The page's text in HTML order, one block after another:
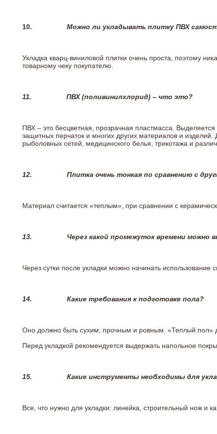
10. Можно ли укладывать плитку ПВХ
Укладка кварц-виниловой плитки очень проста, поэтому
товарному чеку покупателю.
11. ПВХ (поливинилхлорид) – что это?
ПВХ – это бесцветная, прозрачная пластмасса.
защитных перчаток и многих других материалов и
рыболовных сетей, медицинского белья, трикотажа и
12. Плитка очень тонкая по сравнению с
Материал считается «теплым», при сравнении с
13. Через какой промежуток времени можно
Через сутки после укладки можно начинать
14. Какие требования к подготовке пола?
Оно должно быть сухим, прочным и ровным. «Теплый пол»
Перед укладкой рекомендуется выдержать напольное
15. Какие инструменты необходимы для
Все, что нужно для укладки: линейка, строительный нож и